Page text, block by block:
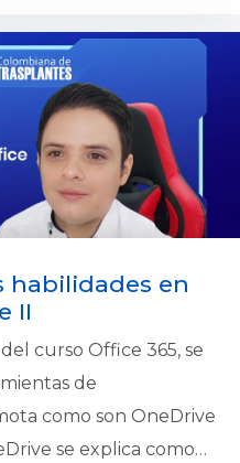
programar tareas y
se hablará
una herramienta útil
y el desempeño de
habilidades en
II
curso Office 365, se
de
como son OneDrive
se explica como